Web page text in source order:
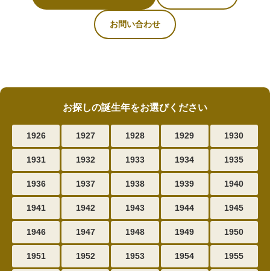
お問い合わせ
お探しの誕生年をお選びください
1926 1927 1928 1929 1930
1931 1932 1933 1934 1935
1936 1937 1938 1939 1940
1941 1942 1943 1944 1945
1946 1947 1948 1949 1950
1951 1952 1953 1954 1955